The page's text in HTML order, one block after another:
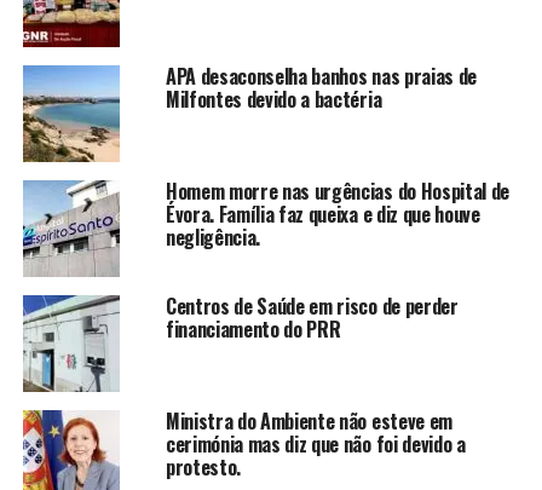
APA desaconselha banhos nas praias de
Milfontes devido a bactéria
Homem morre nas urgências do Hospital de
Évora. Família faz queixa e diz que houve
negligência.
Centros de Saúde em risco de perder
financiamento do PRR
Ministra do Ambiente não esteve em
cerimónia mas diz que não foi devido a
protesto.